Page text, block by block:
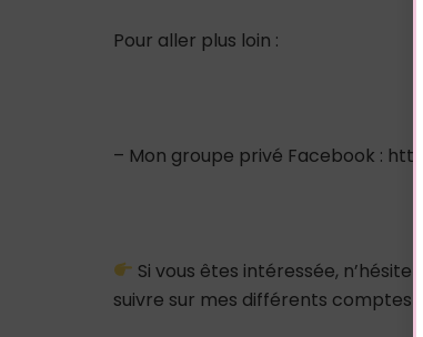
Pour aller plus loin :
– Mon groupe privé Facebook :
Si vous êtes intéressée,
suivre sur mes différents comptes